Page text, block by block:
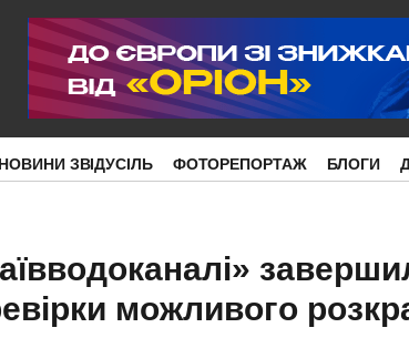
НОВИНИ ЗВІДУСІЛЬ ФОТОРЕПОРТАЖ БЛОГИ
можливого